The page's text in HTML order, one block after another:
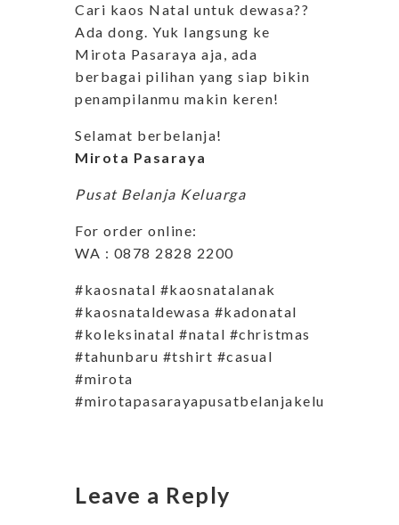
Cari kaos Natal untuk dewasa??
Ada dong. Yuk langsung ke
Mirota Pasaraya aja, ada
berbagai pilihan yang siap bikin
penampilanmu makin keren!
Selamat berbelanja!
Mirota Pasaraya
Pusat Belanja Keluarga
For order online:
WA : 0878 2828 2200
#kaosnatal #kaosnatalanak
#kaosnataldewasa #kadonatal
#koleksinatal #natal #christmas
#tahunbaru #tshirt #casual
#mirota
#mirotapasarayapusatbelanjakeluarga
Leave a Reply